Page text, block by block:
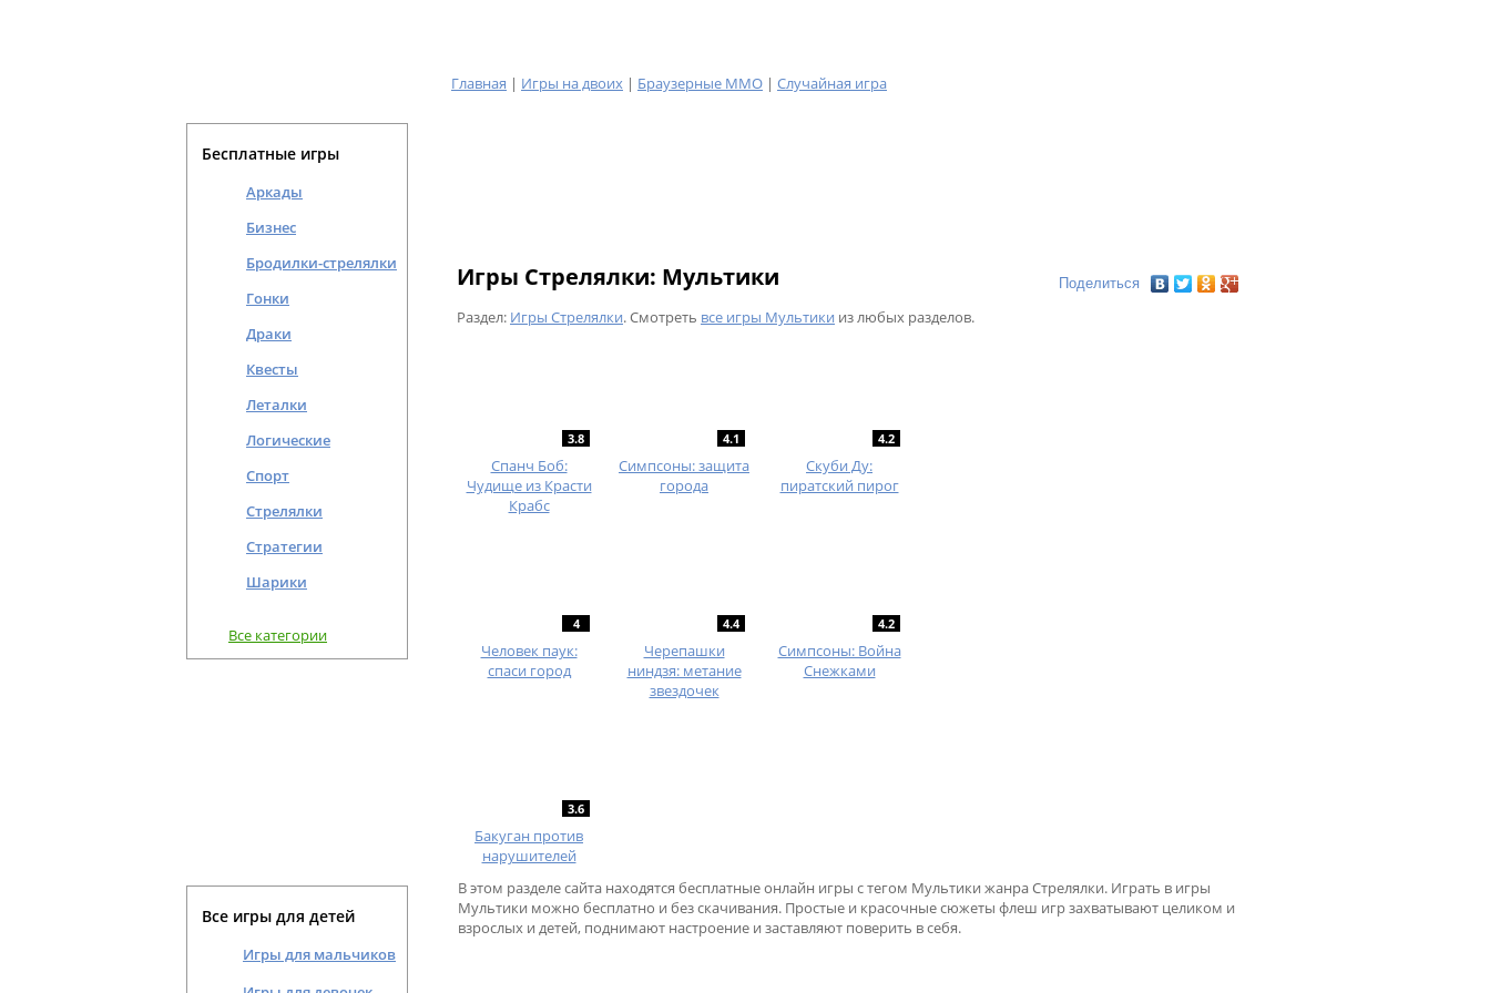
Главная | Игры на двоих | Браузерные MMO | Случайная игра
Бесплатные игры
Аркады
Бизнес
Бродилки-стрелялки
Гонки
Драки
Квесты
Леталки
Логические
Спорт
Стрелялки
Стратегии
Шарики
Все категории
Все игры для детей
Игры для мальчиков
Игры Стрелялки: Мультики Поделиться
Раздел: Игры Стрелялки. Смотреть все игры Мультики из любых разделов.
3.8
Спанч Боб:
Чудище из Красти
Крабс
4.1
Симпсоны: защита
города
4.2
Скуби Ду:
пиратский пирог
4
Человек паук:
спаси город
4.4
Черепашки
ниндзя: метание
звездочек
4.2
Симпсоны: Война
Снежками
3.6
Бакуган против
нарушителей
В этом разделе сайта находятся бесплатные онлайн игры с тегом Мультики жанра Стрелялки. Играть в игры
Мультики можно бесплатно и без скачивания. Простые и красочные сюжеты флеш игр захватывают целиком и
взрослых и детей, поднимают настроение и заставляют поверить в себя.